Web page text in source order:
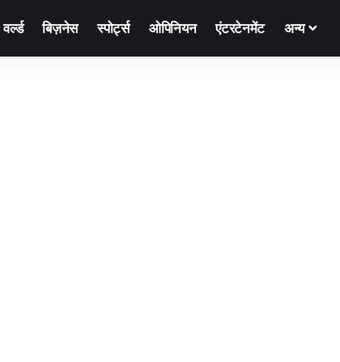
वर्ल्ड बिज़नेस स्पोर्ट्स ओपिनियन एंटरटेनमेंट अन्य